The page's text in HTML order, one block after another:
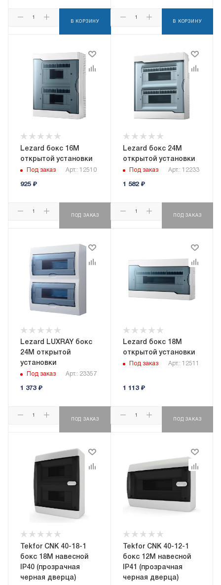
В КОРЗИНУ В КОРЗИНУ
Lezard бокс 16М
открытой установки
Под заказ Арт.: 12510
925₽
ПОД ЗАКАЗ
Lezard бокс 24М
открытой установки
Под заказ Арт.: 12233
1 582₽
ПОД ЗАКАЗ
Lezard LUXRAY бокс
24М открытой
установки
Под заказ Арт.: 23357
1 373₽
ПОД ЗАКАЗ
Lezard бокс 18М
открытой установки
Под заказ Арт.: 12511
1 113₽
ПОД ЗАКАЗ
Tekfor CNK 40-18-1
бокс 18М навесной
IP40 (прозрачная
черная дверца)
Tekfor CNK 40-12-1
бокс 12М навесной
IP41 (прозрачная
черная дверца)